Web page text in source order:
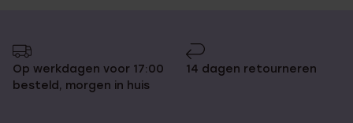
Op werkdagen voor 17:00
besteld, morgen in huis
14 dagen retourneren